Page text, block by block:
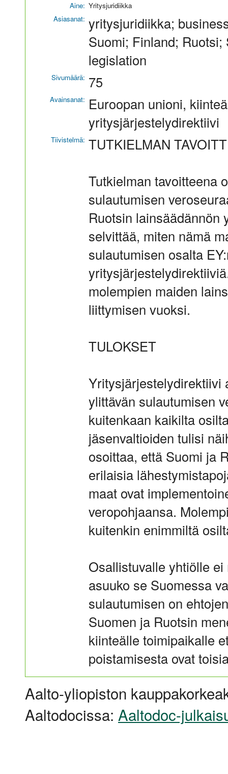
Aine: Yritysjuridiikka
Asiasanat: yritysjuridiikka;
Suomi; Finland;
legislation
Sivumäärä: 75
Avainsanat: Euroopan unioni,
yritysjärjestelydirektiivi
Tiivistelmä: TUTKIELMAN
Tutkielman tavoitteena
sulautumisen
Ruotsin lainsäädännön
selvittää, miten nämä
sulautumisen osalta
molempien maiden
liittymisen vuoksi.
TULOKSET
Yritysjärjestelydirektiivi
ylittävän sulautumisen
kuitenkaan kaikilta
jäsenvaltioiden tulisi
osoittaa, että Suomi ja
erilaisia
maat ovat
veropohjaansa.
kuitenkin enimmiltä
Osallistuvalle yhtiölle
asuuko se Suomessa
sulautumisen on
Suomen ja Ruotsin
kiinteälle toimipaikalle
poistamisesta ovat
Aalto-yliopiston
Aaltodocissa: Aaltodoc-